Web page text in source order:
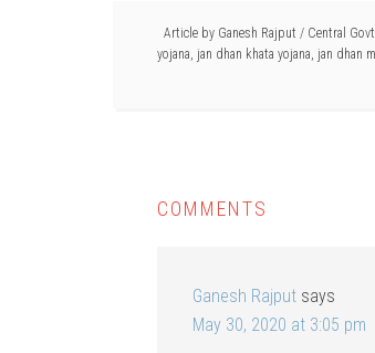
Article by Ganesh Rajput / Central
yojana, jan dhan khata yojana, jan dhan
COMMENTS
Ganesh Rajput says
May 30, 2020 at 3:05 pm